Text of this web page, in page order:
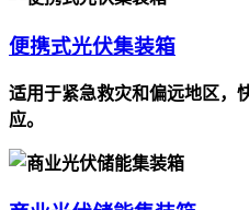
便携式光伏集装箱
适用于紧急救灾和偏远地区，
应。